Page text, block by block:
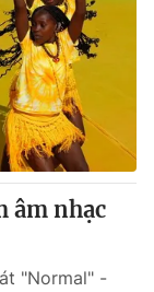
bằng AI
âm nhạc
"Normal" -